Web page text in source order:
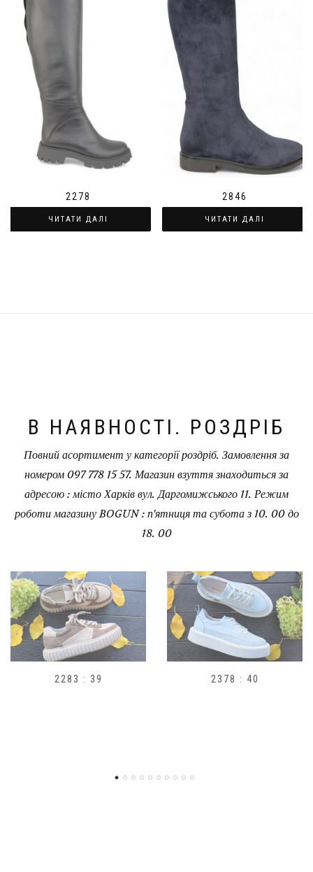
2278
ЧИТАТИ ДАЛІ
2846
ЧИТАТИ ДАЛІ
В НАЯВНОСТІ. РОЗДРІБ
Повний асортимент у категорії роздріб. Замовлення за
номером 097 778 15 57. Магазин взуття знаходиться за
адресою : місто Харків вул. Даргомижського 11. Режим
роботи магазину BOGUN : п'ятниця та субота з 10. 00 до
18. 00
2378 : 40